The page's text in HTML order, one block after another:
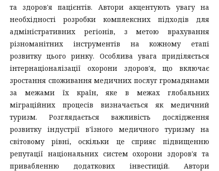
та здоров'я пацієнтів. Автори акцентують увагу на
необхідності розробки комплексних підходів для
адміністративних регіонів, з метою врахування
різноманітних інструментів на кожному етапі
розвитку цього ринку. Особлива увага приділяється
інтернаціоналізації охорони здоров'я, що включає
зростання споживання медичних послуг громадянами
за межами їх країн, яке в межах глобальних
міграційних процесів визначається як медичний
туризм. Розглядається важливість дослідження
розвитку індустрії в'їзного медичного туризму на
світовому рівні, оскільки це сприяє підвищенню
репутації національних систем охорони здоров'я та
привабленню додаткових інвестицій. Автори